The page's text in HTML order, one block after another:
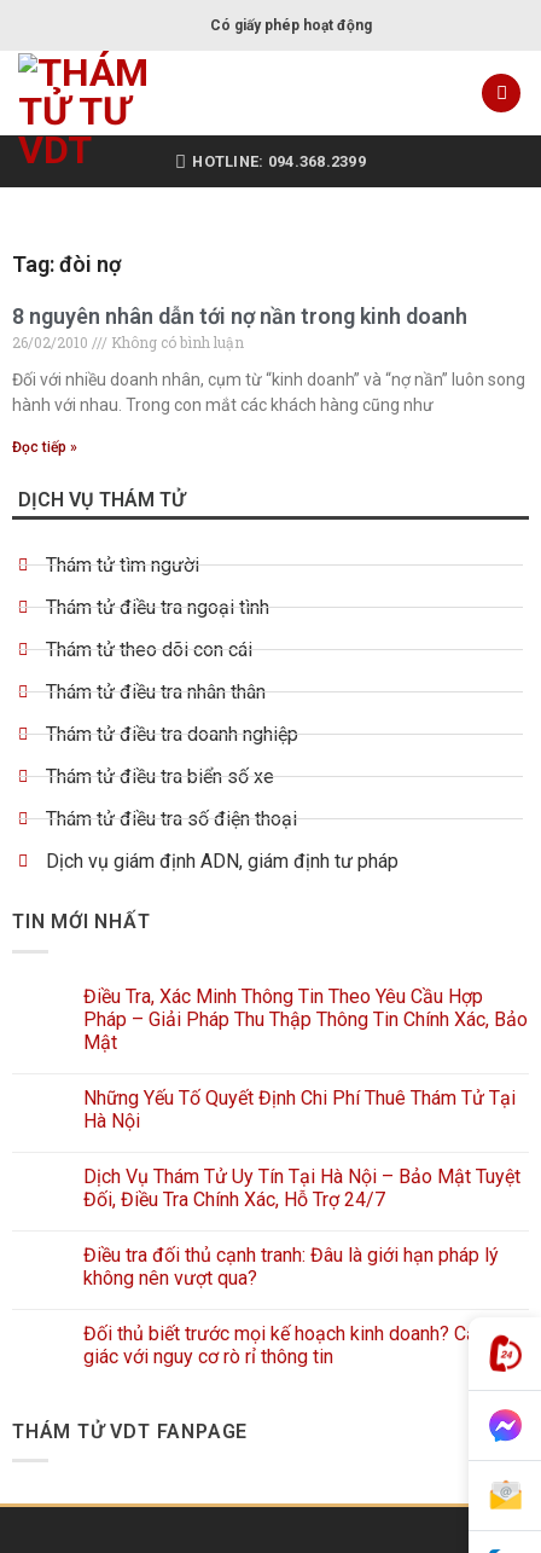
Có giấy phép hoạt động
HOTLINE: 094.368.2399
Tag: đòi nợ
8 nguyên nhân dẫn tới nợ nần trong kinh doanh
26/02/2010
Không có bình luận
Đối với nhiều doanh nhân, cụm từ “kinh doanh” và “nợ nần” luôn song
hành với nhau. Trong con mắt các khách hàng cũng như
Đọc tiếp »
DỊCH VỤ THÁM TỬ
Thám tử tìm người
Thám tử điều tra ngoại tình
Thám tử theo dõi con cái
Thám tử điều tra nhân thân
Thám tử điều tra doanh nghiệp
Thám tử điều tra biển số xe
Thám tử điều tra số điện thoại
Dịch vụ giám định ADN, giám định tư pháp
TIN MỚI NHẤT
Điều Tra, Xác Minh Thông Tin Theo Yêu Cầu Hợp
Pháp – Giải Pháp Thu Thập Thông Tin Chính Xác, Bảo
Mật
Những Yếu Tố Quyết Định Chi Phí Thuê Thám Tử Tại
Hà Nội
Dịch Vụ Thám Tử Uy Tín Tại Hà Nội – Bảo Mật Tuyệt
Đối, Điều Tra Chính Xác, Hỗ Trợ 24/7
Điều tra đối thủ cạnh tranh: Đâu là giới hạn pháp lý
không nên vượt qua?
Đối thủ biết trước mọi kế hoạch kinh doanh? Cảnh
giác với nguy cơ rò rỉ thông tin
THÁM TỬ VDT FANPAGE